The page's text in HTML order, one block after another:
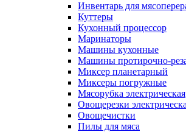
Инвентарь для
Куттеры
Кухонный процессор
Маринаторы
Машины кухонные
Машины протирочно-
Миксер планетарный
Миксеры погружные
Мясорубка электрическая
Овощерезки
Овощечистки
Пилы для мяса